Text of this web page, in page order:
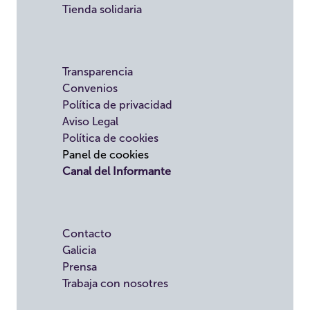
Transparencia
Convenios
Política de privacidad
Aviso Legal
Política de cookies
Panel de cookies
Canal del Informante
Contacto
Galicia
Prensa
Trabaja con nosotres
Tienda solidaria